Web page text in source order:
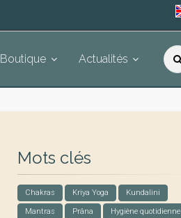
Boutique Actualités
Mots clés
Chakras Kriya Yoga Kundalini
Mantras Prâna Hygiène quotidienne